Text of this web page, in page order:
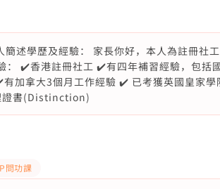
述學歷及經驗： 家長你好，本人為註冊社工
： ✔️香港註冊社工 ✔️有四年補習經驗，包括
加拿大3個月工作經驗 ✔️ 已考獲英國皇家
證書(Distinction)
問功課